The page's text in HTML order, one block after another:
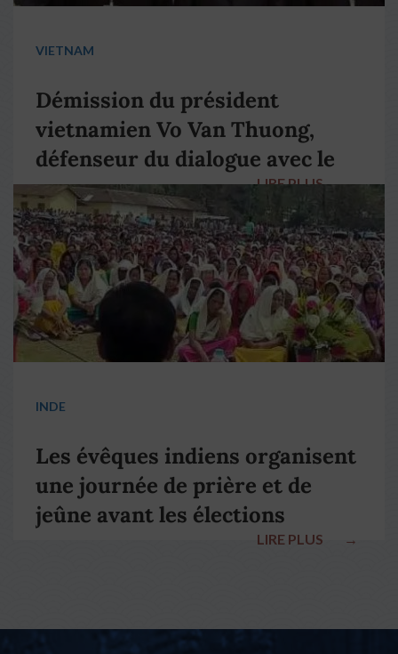
VIETNAM
Démission du président
vietnamien Vo Van Thuong,
défenseur du dialogue avec le
pape François
LIRE PLUS →
INDE
Les évêques indiens organisent
une journée de prière et de
jeûne avant les élections
LIRE PLUS →